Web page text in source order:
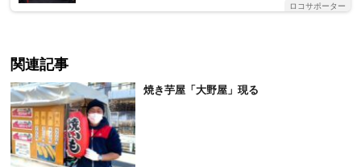
ロコサポーター
関連記事
焼き芋屋「大野屋」現る